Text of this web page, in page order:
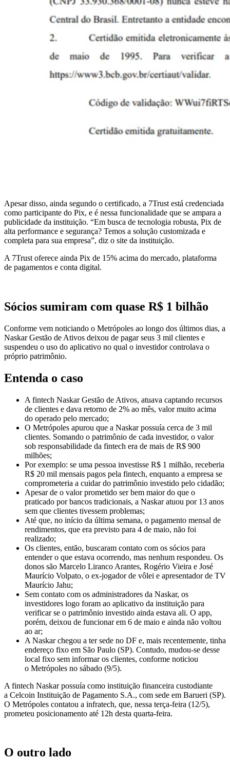
Apesar disso, ainda segundo o certificado, a 7Trust está credenciada
como participante do Pix, e é nessa funcionalidade que se ampara a
publicidade da instituição. “Em busca de tecnologia robusta, Pix de
alta performance e segurança? Temos a solução customizada e
completa para sua empresa”, diz o site da instituição.
A 7Trust oferece ainda Pix de 15% acima do mercado, plataforma
de pagamentos e conta digital.
Sócios sumiram com quase R$ 1 bilhão
Conforme vem noticiando o Metrópoles ao longo dos últimos dias, a
Naskar Gestão de Ativos deixou de pagar seus 3 mil clientes e
suspendeu o uso do aplicativo no qual o investidor controlava o
próprio patrimônio.
Entenda o caso
A fintech Naskar Gestão de Ativos, atuava captando recursos
de clientes e dava retorno de 2% ao mês, valor muito acima
do operado pelo mercado;
O Metrópoles apurou que a Naskarpossuía cerca de 3 mil
clientes. Somando o patrimônio de cada investidor, o valor
sob responsabilidade da fintech era de mais de R$ 900
milhões;
Por exemplo: se uma pessoa investisse R$ 1 milhão, receberia
R$ 20 mil mensais pagos pela fintech, enquanto a empresa se
comprometeria a cuidar do patrimônio investido pelo cidadão;
Apesar de o valor prometido ser bem maior do que o
praticado por bancos tradicionais, a Naskar atuou por 13 anos
sem que clientes tivessem problemas;
Até que, no início da última semana, o pagamento mensal de
rendimentos, que era previsto para 4 de maio, não foi
realizado;
Os clientes, então, buscaram contato com os sócios para
entender o que estava ocorrendo, mas nenhum respondeu. Os
donos são Marcelo Liranco Arantes, Rogério Vieira e José
Maurício Volpato, o ex-jogador de vôlei e apresentador de TV
Maurício Jahu;
Sem contato com os administradores da Naskar, os
investidores logo foram ao aplicativo da instituição para
verificar se o patrimônio investido ainda estava ali. O app,
porém, deixou de funcionar em 6 de maio e ainda não voltou
ao ar;
A Naskar chegou a ter sede no DF e, mais recentemente, tinha
endereço fixo em São Paulo (SP). Contudo, mudou-se desse
local fixo sem informar os clientes, conforme noticiou
o Metrópoles no sábado (9/5).
A fintech Naskar possuía como instituição financeira custodiante
a Celcoin Instituição de Pagamento S.A., com sede em Barueri (SP).
O Metrópoles contatou a infratech, que, nessa terça-feira (12/5),
prometeu posicionamento até 12h desta quarta-feira.
O outro lado